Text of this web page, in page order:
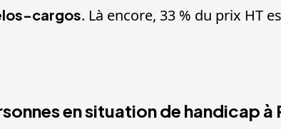
cargos. Là encore, 33 % du prix HT
en situation de handicap à